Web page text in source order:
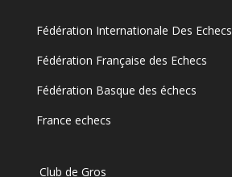
Fédération Internationale Des Echecs
Fédération Française des Echecs
Fédération Basque des échecs
France echecs
Club de Gros